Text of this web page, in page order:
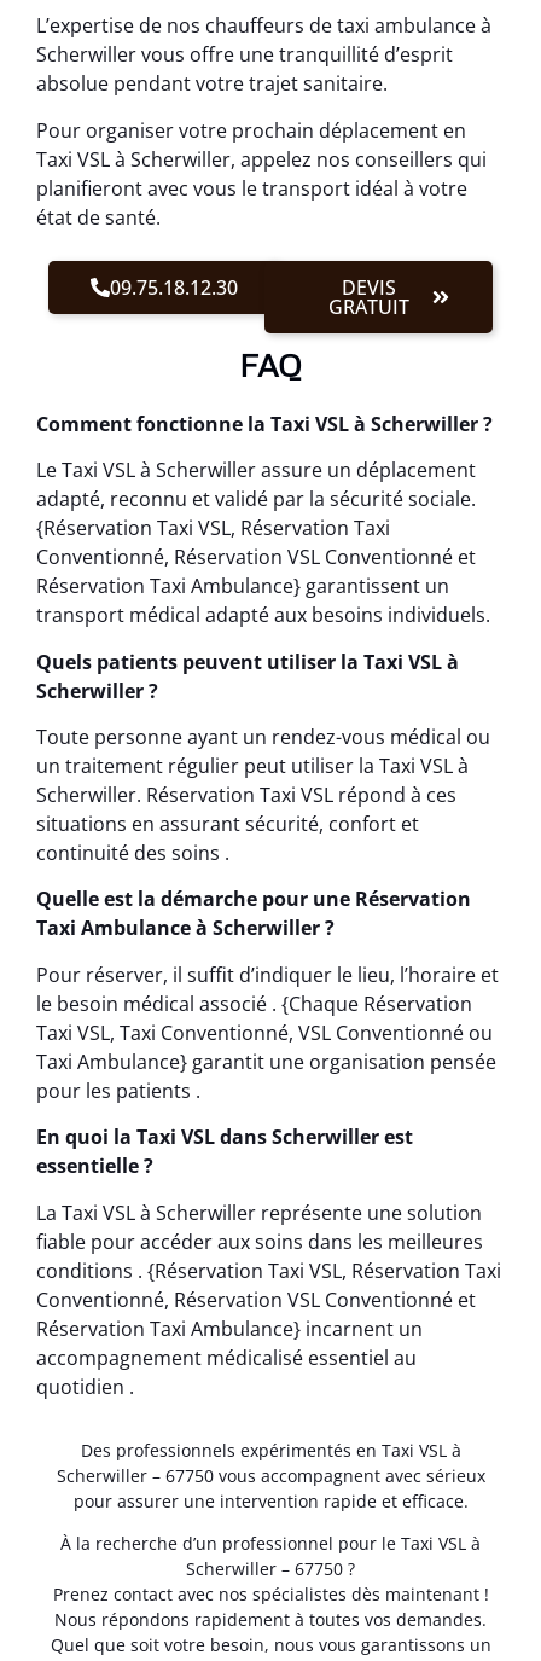
L’expertise de nos chauffeurs de taxi ambulance à
Scherwiller vous offre une tranquillité d’esprit
absolue pendant votre trajet sanitaire.
Pour organiser votre prochain déplacement en
Taxi VSL à Scherwiller, appelez nos conseillers qui
planifieront avec vous le transport idéal à votre
état de santé.
09.75.18.12.30 DEVIS
GRATUIT
FAQ
Comment fonctionne la Taxi VSL à Scherwiller ?
Le Taxi VSL à Scherwiller assure un déplacement
adapté, reconnu et validé par la sécurité sociale.
{Réservation Taxi VSL, Réservation Taxi
Conventionné, Réservation VSL Conventionné et
Réservation Taxi Ambulance} garantissent un
transport médical adapté aux besoins individuels.
Quels patients peuvent utiliser la Taxi VSL à
Scherwiller ?
Toute personne ayant un rendez-vous médical ou
un traitement régulier peut utiliser la Taxi VSL à
Scherwiller. Réservation Taxi VSL répond à ces
situations en assurant sécurité, confort et
continuité des soins .
Quelle est la démarche pour une Réservation
Taxi Ambulance à Scherwiller ?
Pour réserver, il suffit d’indiquer le lieu, l’horaire et
le besoin médical associé . {Chaque Réservation
Taxi VSL, Taxi Conventionné, VSL Conventionné ou
Taxi Ambulance} garantit une organisation pensée
pour les patients .
En quoi la Taxi VSL dans Scherwiller est
essentielle ?
La Taxi VSL à Scherwiller représente une solution
fiable pour accéder aux soins dans les meilleures
conditions . {Réservation Taxi VSL, Réservation Taxi
Conventionné, Réservation VSL Conventionné et
Réservation Taxi Ambulance} incarnent un
accompagnement médicalisé essentiel au
quotidien .
Des professionnels expérimentés en Taxi VSL à
Scherwiller – 67750 vous accompagnent avec sérieux
pour assurer une intervention rapide et efficace.
À la recherche d’un professionnel pour le Taxi VSL à
Scherwiller – 67750 ?
Prenez contact avec nos spécialistes dès maintenant !
Nous répondons rapidement à toutes vos demandes.
Quel que soit votre besoin, nous vous garantissons un